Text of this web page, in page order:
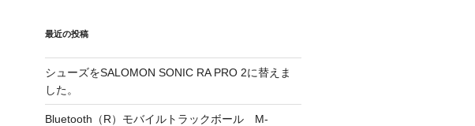
最近の投稿
シューズをSALOMON SONIC RA PRO 2に替えま
した。
Bluetooth（R）モバイルトラックボール M-